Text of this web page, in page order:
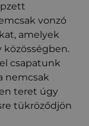
vonzó
amelyek
csapatunk
nemcsak
teret úgy
tükröződjön